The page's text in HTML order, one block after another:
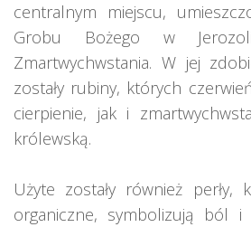
centralnym miejscu,
Grobu Bożego w
Zmartwychwstania. W jej
zostały rubiny, których
cierpienie, jak i
królewską.
Użyte zostały również perły,
organiczne, symbolizują ból i